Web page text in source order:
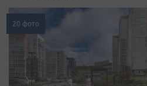
20 фото